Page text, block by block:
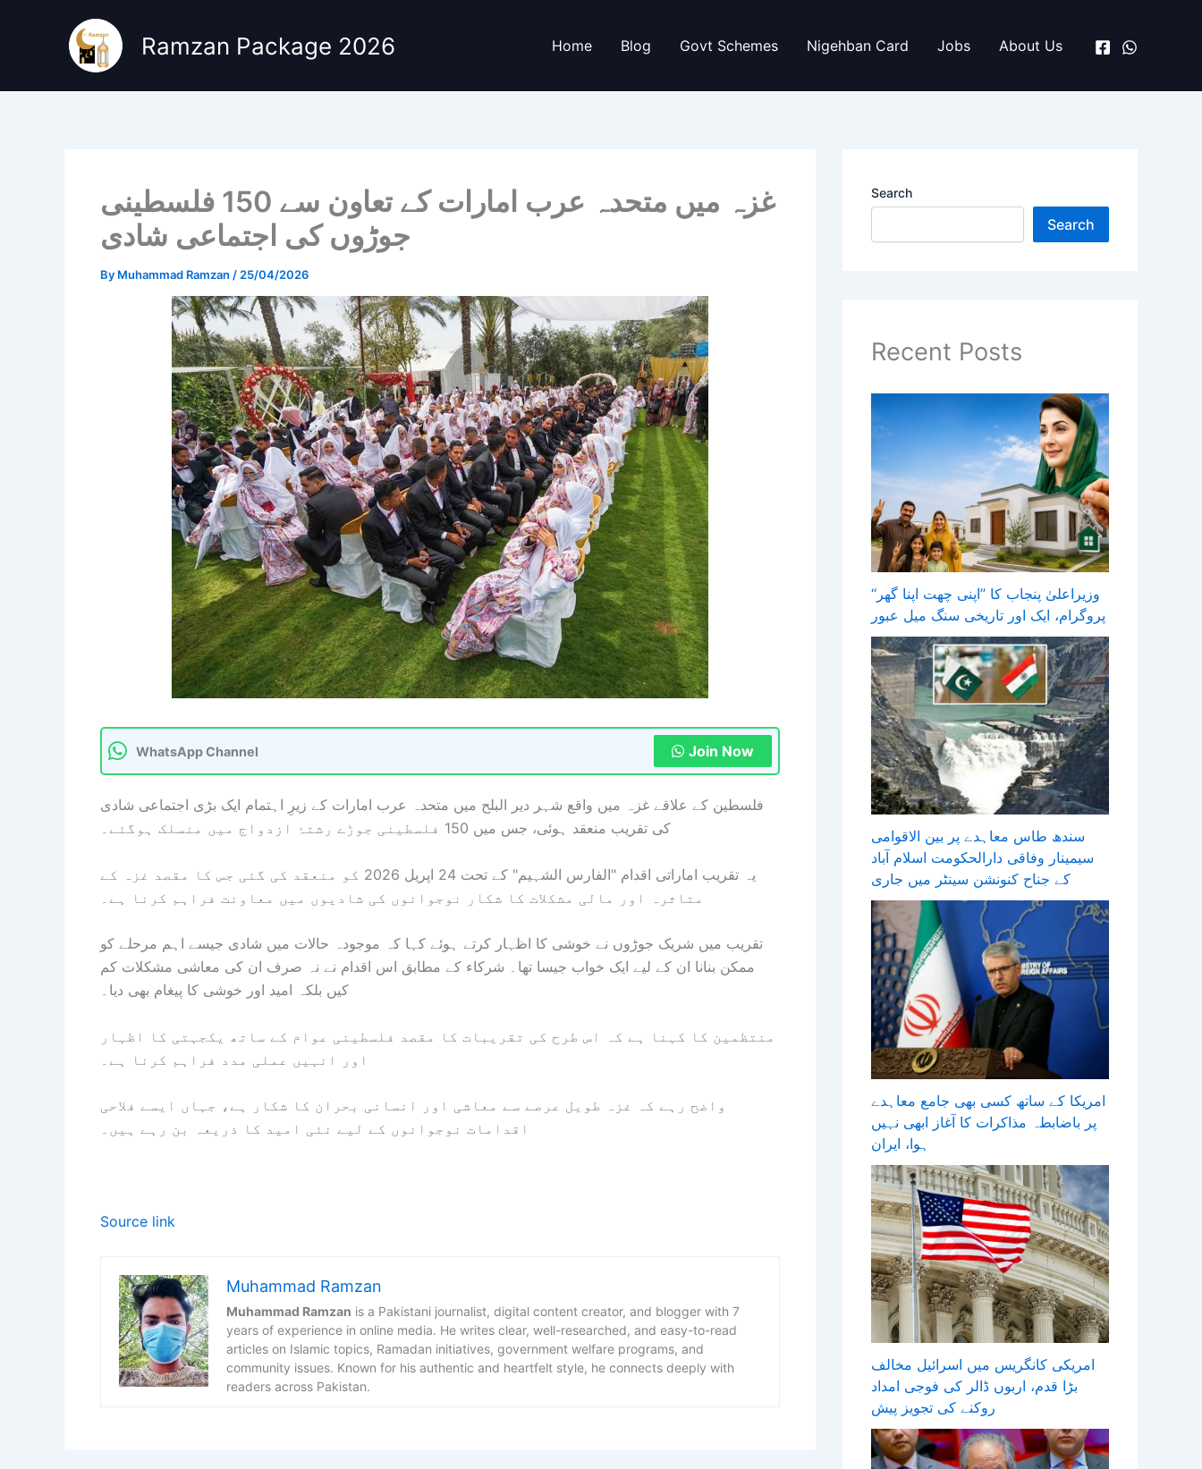
Ramzan Package 2026 Home Blog Govt Schemes Nigehban Card Jobs About Us
غزہ میں متحدہ عرب امارات کے تعاون سے 150 فلسطینی
جوڑوں کی اجتماعی شادی
By Muhammad Ramzan / 25/04/2026
WhatsApp Channel Join Now
فلسطین کے علاقے غزہ میں واقع شہر دیر البلح میں متحدہ عرب امارات کے زیرِ اہتمام ایک بڑی اجتماعی شادی
کی تقریب منعقد ہوئی، جس میں 150 فلسطینی جوڑے رشتۂ ازدواج میں منسلک ہوگئے۔
یہ تقریب اماراتی اقدام "الفارس الشہیم" کے تحت 24 اپریل 2026 کو منعقد کی گئی جس کا مقصد غزہ کے
متاثرہ اور مالی مشکلات کا شکار نوجوانوں کی شادیوں میں معاونت فراہم کرنا ہے۔
تقریب میں شریک جوڑوں نے خوشی کا اظہار کرتے ہوئے کہا کہ موجودہ حالات میں شادی جیسے اہم مرحلے کو
ممکن بنانا ان کے لیے ایک خواب جیسا تھا۔ شرکاء کے مطابق اس اقدام نے نہ صرف ان کی معاشی مشکلات کم
کیں بلکہ امید اور خوشی کا پیغام بھی دیا۔
منتظمین کا کہنا ہے کہ اس طرح کی تقریبات کا مقصد فلسطینی عوام کے ساتھ یکجہتی کا اظہار
اور انہیں عملی مدد فراہم کرنا ہے۔
واضح رہے کہ غزہ طویل عرصے سے معاشی اور انسانی بحران کا شکار ہے، جہاں ایسے فلاحی
اقدامات نوجوانوں کے لیے نئی امید کا ذریعہ بن رہے ہیں۔
Source link
Muhammad Ramzan
Muhammad Ramzan is a Pakistani journalist, digital content creator, and blogger with 7
years of experience in online media. He writes clear, well-researched, and easy-to-read
articles on Islamic topics, Ramadan initiatives, government welfare programs, and
community issues. Known for his authentic and heartfelt style, he connects deeply with
readers across Pakistan.
Search
Search
Recent Posts
وزیراعلیٰ پنجاب کا ’’اپنی چھت اپنا گھر‘‘
پروگرام، ایک اور تاریخی سنگ میل عبور
سندھ طاس معاہدے پر بین الاقوامی
سیمینار وفاقی دارالحکومت اسلام آباد
کے جناح کنونشن سینٹر میں جاری
امریکا کے ساتھ کسی بھی جامع معاہدے
پر باضابطہ مذاکرات کا آغاز ابھی نہیں
ہوا، ایران
امریکی کانگریس میں اسرائیل مخالف
بڑا قدم، اربوں ڈالر کی فوجی امداد
روکنے کی تجویز پیش